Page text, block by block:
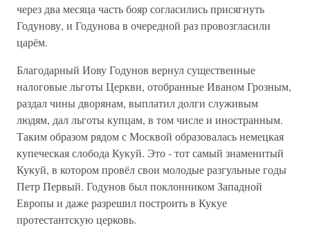
через два месяца часть бояр согласились присягнуть
Годунову, и Годунова в очередной раз провозгласили
царём.
Благодарный Иову Годунов вернул существенные
налоговые льготы Церкви, отобранные Иваном Грозным,
раздал чины дворянам, выплатил долги служивым
людям, дал льготы купцам, в том числе и иностранным.
Таким образом рядом с Москвой образовалась немецкая
купеческая слобода Кукуй. Это - тот самый знаменитый
Кукуй, в котором провёл свои молодые разгульные годы
Петр Первый. Годунов был поклонником Западной
Европы и даже разрешил построить в Кукуе
протестантскую церковь.